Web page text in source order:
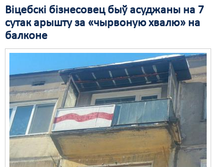
Віцебскі бізнесовец быў асуджаны на 7
сутак арышту за «чырвоную хвалю» на
балконе